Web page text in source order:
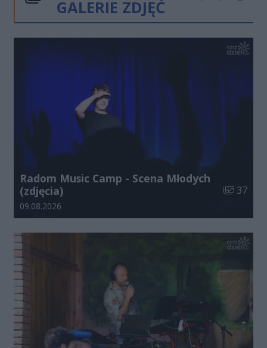
GALERIE ZDJĘĆ
Poprzednie
NastępneKliknij
Radom Music Camp - Scena Młodych
(zdjęcia)
Liczba
37
Data dodania galerii:
09.08.2026